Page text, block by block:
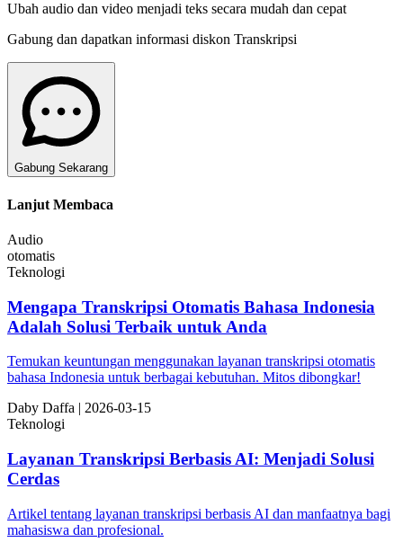
Ubah audio dan video menjadi teks secara mudah dan cepat
Gabung dan dapatkan informasi diskon Transkripsi
Gabung Sekarang
Lanjut Membaca
Audio
otomatis
Teknologi
Mengapa Transkripsi Otomatis Bahasa Indonesia
Adalah Solusi Terbaik untuk Anda
Temukan keuntungan menggunakan layanan transkripsi otomatis
bahasa Indonesia untuk berbagai kebutuhan. Mitos dibongkar!
Daby Daffa | 2026-03-15
Teknologi
Layanan Transkripsi Berbasis AI: Menjadi Solusi
Cerdas
Artikel tentang layanan transkripsi berbasis AI dan manfaatnya bagi
mahasiswa dan profesional.